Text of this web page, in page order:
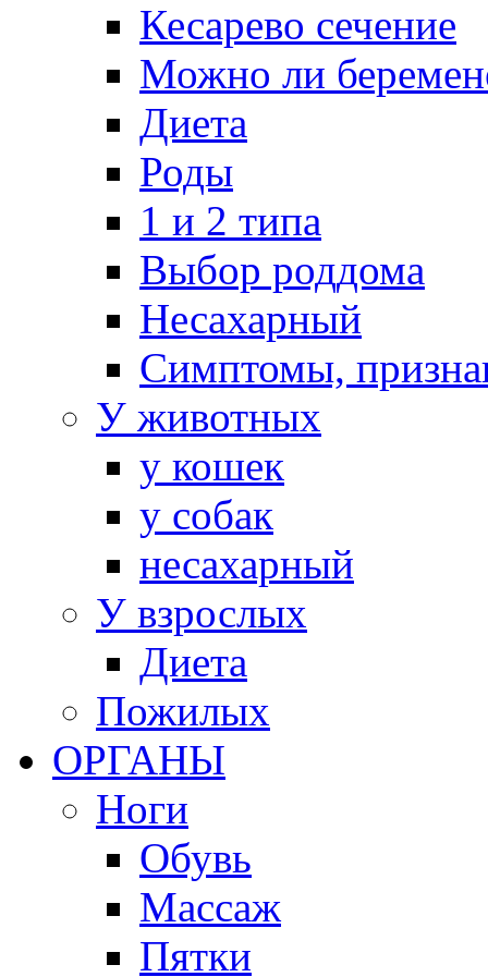
Кесарево сечение
Можно ли
Диета
Роды
1 и 2 типа
Выбор роддома
Несахарный
Симптомы,
У животных
у кошек
у собак
несахарный
У взрослых
Диета
Пожилых
ОРГАНЫ
Ноги
Обувь
Массаж
Пятки